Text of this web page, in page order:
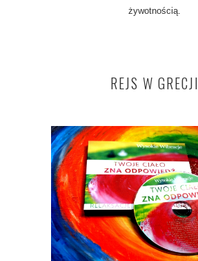
żywotnością.
REJS W GRECJI